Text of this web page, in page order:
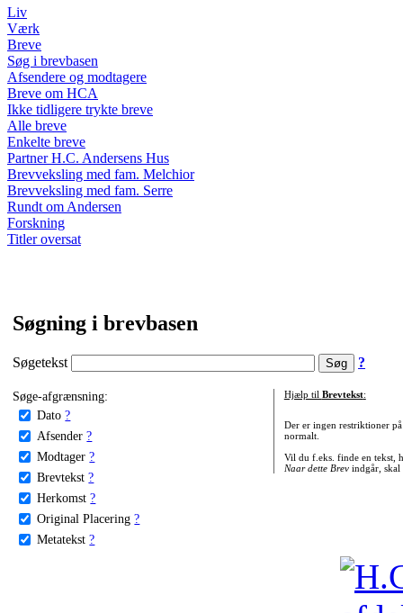
Liv
Værk
Breve
Søg i brevbasen
Afsendere og modtagere
Breve om HCA
Ikke tidligere trykte breve
Alle breve
Enkelte breve
Partner H.C. Andersens Hus
Brevveksling med fam. Melchior
Brevveksling med fam. Serre
Rundt om Andersen
Forskning
Titler oversat
Søgning i brevbasen
Søgetekst ?
Søge-afgrænsning:
Dato ?
Afsender ?
Modtager ?
Brevtekst ?
Herkomst ?
Original Placering ?
Metatekst ?
Hjælp til Brevtekst:
Der er ingen restriktioner
normalt.
Vil du f.eks. finde en tekst,
Naar dette Brevindgår, skal